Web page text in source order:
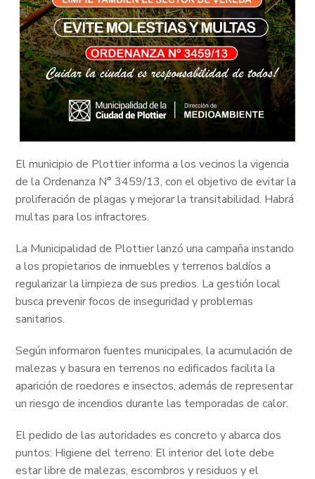
El municipio de Plottier informa a los vecinos la vigencia
de la Ordenanza N° 3459/13, con el objetivo de evitar la
proliferación de plagas y mejorar la transitabilidad. Habrá
multas para los infractores.
La Municipalidad de Plottier lanzó una campaña instando
a los propietarios de inmuebles y terrenos baldíos a
regularizar la limpieza de sus predios. La gestión local
busca prevenir focos de inseguridad y problemas
sanitarios.
Según informaron fuentes municipales, la acumulación de
malezas y basura en terrenos no edificados facilita la
aparición de roedores e insectos, además de representar
un riesgo de incendios durante las temporadas de calor.
El pedido de las autoridades es concreto y abarca dos
puntos: Higiene del terreno: El interior del lote debe
estar libre de malezas, escombros y residuos y el